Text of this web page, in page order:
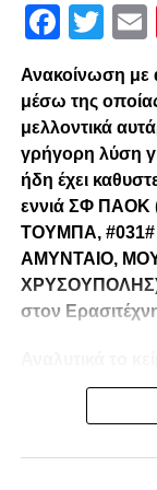
UP NEXT
DON'T MISS
Περέιρα ο
Ανακοίνωση με
μέσω της
μελλοντικά
γρήγορη λύση
ήδη έχει
εννιά ΣΦ
ΤΟΥΜΠΑ,
ΑΜΥΝΤΑΙΟ,
ΧΡΥΣΟΥΠΟΛΗΣ).
στον
λειτουργούμε
Δικεφάλου και
όψη των 100